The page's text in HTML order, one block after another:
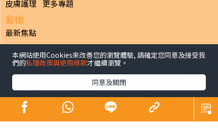
皮膚護理 更多專題
寵物
最新焦點
最新焦點
日報
揭頁版 港聞 財經/地產 中國/國際 娛樂 Healthy Life
生活副刊
親子/教育 專題/人物 昔日晴報
香港經濟日報版權所有©2026
本網站使用Cookies來改善您的瀏覽體驗, 請確定您同意及接受我
們的私隱政策與使用條款才繼續瀏覽。
同意及關閉